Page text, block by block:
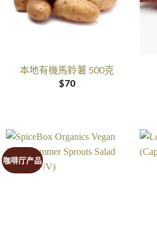
本地有機馬鈴薯 500克
$70
咖啡厅产品